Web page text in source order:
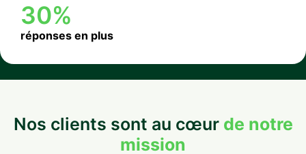
30%
réponses en plus
Nos clients sont au cœur de notre
mission